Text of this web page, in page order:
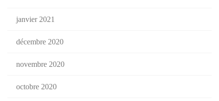
janvier 2021
décembre 2020
novembre 2020
octobre 2020